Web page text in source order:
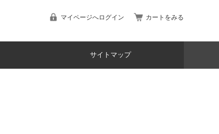
マイページへログイン カートをみる
サイトマップ